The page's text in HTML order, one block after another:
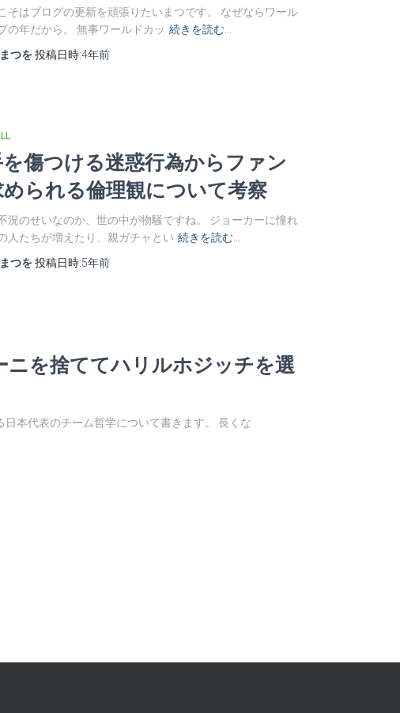
そはブログの更新を頑張りたいまつです。 なぜならワール
の年だから。 無事ワールドカッ 続きを読む…
まつを投稿日時:4年前
傷つける迷惑行為からファン
められる倫理観について考察
況のせいなのか、世の中が物騒ですね。 ジョーカーに憧れ
人たちが増えたり、親ガチャとい 続きを読む…
まつを投稿日時:5年前
ニを捨ててハリルホジッチを選
本代表のチーム哲学について書きます。 長くな